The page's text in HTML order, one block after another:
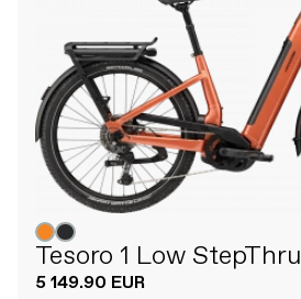
Tesoro 1 Low StepThru
5 149.90 EUR